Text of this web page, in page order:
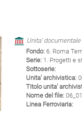
Unita' documentale
Fondo:6. Roma
Serie:1. Progetti e
Sottoserie:
Unita' archivistica:
Titolo unita'
Nome del file:
Linea Ferroviaria: